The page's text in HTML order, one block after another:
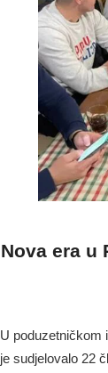
Nova era u
U poduzetničkom
je sudjelovalo 22